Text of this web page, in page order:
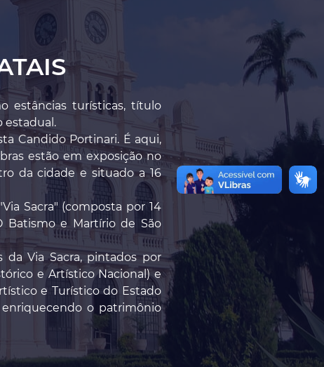
estâncias turísticas, título
estadual.
Candido Portinari. É aqui,
estão em exposição no
da cidade e situado a 16
Sacra" (composta por 14
Batismo e Martírio de São
Via Sacra, pintados por
e Artístico Nacional) e
e Turístico do Estado
enriquecendo o patrimônio